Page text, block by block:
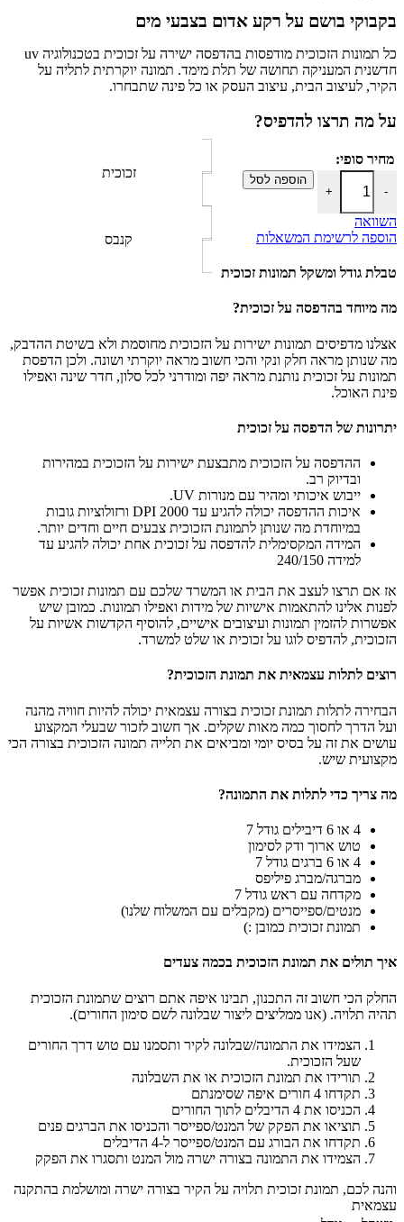
בקבוקי בושם על רקע אדום בצבעי מים
כל תמונות הזכוכית מודפסות בהדפסה ישירה על זכוכית בטכנולוגיה uv
חדשנית המעניקה תחושה של תלת מימד. תמונה יוקרתית לתליה על
הקיר, לעיצוב הבית, עיצוב העסק או כל פינה שתבחרו.
על מה תרצו להדפיס?
זכוכית
קנבס
מחיר סופי:
-
כמות של בקבוקי בושם על רקע אדום בצבעי מים
+
הוספה לסל
השוואה
הוספה לרשימת המשאלות
טבלת גודל ומשקל תמונות זכוכית
מה מיוחד בהדפסה על זכוכית?
אצלנו מדפיסים תמונות ישירות על הזכוכית מחוסמת ולא בשיטת ההדבק,
מה שנותן מראה חלק ונקי והכי חשוב מראה יוקרתי ושונה. ולכן הדפסת
תמונות על זכוכית נותנת מראה יפה ומודרני לכל סלון, חדר שינה ואפילו
פינת האוכל.
יתרונות של הדפסה על זכוכית
ההדפסה על הזכוכית מתבצעת ישירות על הזכוכית במהירות
ובדיוק רב.
ייבוש איכותי ומהיר עם מנורות UV.
איכות ההדפסה יכולה להגיע עד 2000 DPI ורזולוציות גובות
במיוחדת מה שנותן לתמונת הזכוכית צבעים חיים וחדים יותר.
המידה המקסימלית להדפסה על זכוכית אחת יכולה להגיע עד
למידה 240/150
אז אם תרצו לעצב את הבית או המשרד שלכם עם תמונות זכוכית אפשר
לפנות אלינו להתאמות אישיות של מידות ואפילו תמונות. כמובן שיש
אפשרות להזמין תמונות ועיצובים אישיים, להוסיף הקדשות אשיות על
הזכוכית, להדפיס לוגו על זכוכית או שלט למשרד.
רוצים לתלות עצמאית את תמונת הזכוכית?
הבחירה לתלות תמונת זכוכית בצורה עצמאית יכולה להיות חוויה מהנה
ועל הדרך לחסוך כמה מאות שקלים. אך חשוב לזכור שבעלי המקצוע
עושים את זה על בסיס יומי ומביאים את תלייה תמונה הזכוכית בצורה הכי
מקצועית שיש.
מה צריך כדי לתלות את התמונה?
4 או 6 דיבילים גודל 7
טוש ארוך ודק לסימון
4 או 6 ברגים גודל 7
מברגה/מברג פיליפס
מקדחה עם ראש גודל 7
מנטים/ספייסרים (מקבלים עם המשלוח שלנו)
תמונת זכוכית כמובן :)
איך תולים את תמונת הזכוכית בכמה צעדים
החלק הכי חשוב זה התכנון, תבינו איפה אתם רוצים שתמונת הזכוכית
תהיה תלויה. (אנו ממליצים ליצור שבלונה לשם סימון החורים).
הצמידו את התמונה/שבלונה לקיר ותסמנו עם טוש דרך החורים
שעל הזכוכית.
תורידו את תמונת הזכוכית או את השבלונה
תקדחו 4 חורים איפה שסימנתם
הכניסו את 4 הדיבלים לתוך החורים
תוציאו את הפקק של המנט/ספייסר והכניסו את הברגים פנים
תקדחו את הבורג עם המנט/ספייסר ל-4 הדיבלים
הצמידו את התמונה בצורה ישרה מול המנט ותסגרו את הפקק
והנה לכם, תמונת זכוכית תלויה על הקיר בצורה ישרה ומושלמת בהתקנה
עצמאית